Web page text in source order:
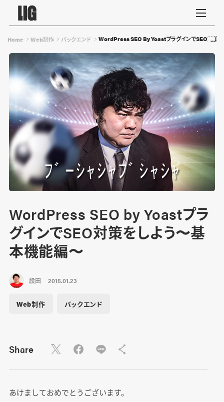
Home Web制作 バックエンド WordPress SEO By YoastプラグインでSEO対策
WordPress SEO by Yoastプラ
グインでSEO対策をしよう〜基
本機能編〜
段田 2015.01.23
Web制作 バックエンド
Share
あけましておめでとうございます。